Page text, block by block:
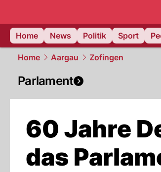
Home
News Politik Sport
Home Aargau Zofingen
Parlament
60 Jahre
das